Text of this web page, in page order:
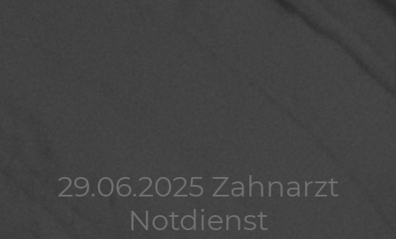
29.06.2025 Zahnarzt
Notdienst
29.06.2025 Zahnarzt
Notdienst
29.06.2025 Zahnarzt
Notdienst